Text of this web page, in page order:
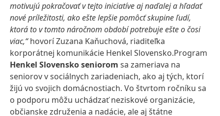
motivujú pokračovať v tejto iniciatíve aj naďalej a hľadať
nové príležitosti, ako ešte lepšie pomôcť skupine ľudí,
ktorá to v tomto náročnom období potrebuje ešte o čosi
viac,“hovorí Zuzana Kaňuchová, riaditeľka
korporátnej komunikácie Henkel Slovensko.Program
Henkel Slovensko seniorom sa zameriava na
seniorov v sociálnych zariadeniach, ako aj tých, ktorí
žijú vo svojich domácnostiach. Vo štvrtom ročníku sa
o podporu môžu uchádzať neziskové organizácie,
občianske združenia a nadácie, ale aj štátne